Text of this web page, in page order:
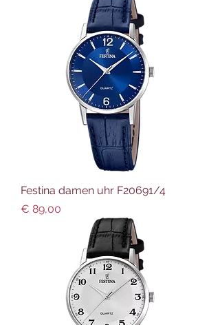
Festina damen uhr F20691/4
Preis
€ 89,00